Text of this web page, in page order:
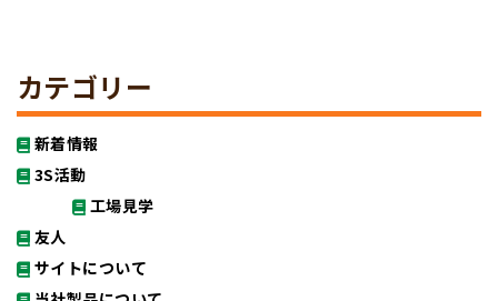
カテゴリー
新着情報
3S活動
工場見学
友人
サイトについて